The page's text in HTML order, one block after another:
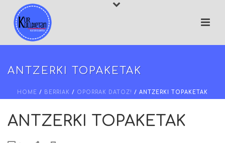
ANTZERKI TOPAKETAK
HOME / BERRIAK / OPORRAK DATOZ! / ANTZERKI TOPAKETAK
ANTZERKI TOPAKETAK